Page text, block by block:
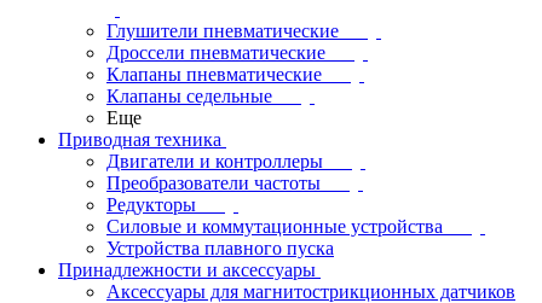
Глушители пневматические
Дроссели пневматические
Клапаны пневматические
Клапаны седельные
Еще
Приводная техника
Двигатели и контроллеры
Преобразователи частоты
Редукторы
Силовые и коммутационные устройства
Устройства плавного пуска
Принадлежности и аксессуары
Аксессуары для магнитострикционных датчиков